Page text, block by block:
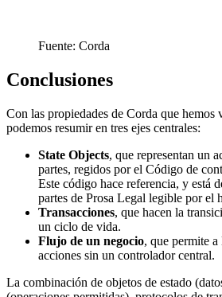
Fuente: Corda
Conclusiones
Con las propiedades de Corda que hemos
podemos resumir en tres ejes centrales:
State Objects, que representan un
partes, regidos por el Código de
Este código hace referencia, y está
partes de Prosa Legal legible por el
Transacciones, que hacen la
un ciclo de vida.
Flujo de un negocio, que permite
acciones sin un controlador central.
La combinación de objetos de estado